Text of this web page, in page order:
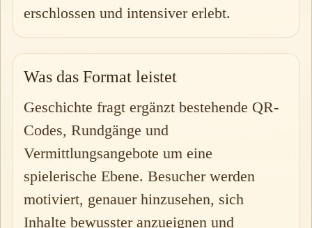
erschlossen und intensiver erlebt.
Was das Format leistet
Geschichte fragt ergänzt bestehende QR-
Codes, Rundgänge und
Vermittlungsangebote um eine
spielerische Ebene. Besucher werden
motiviert, genauer hinzusehen, sich
Inhalte bewusster anzueignen und